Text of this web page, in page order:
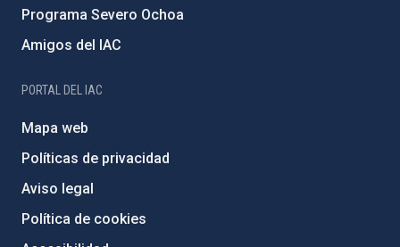
Programa Severo Ochoa
Amigos del IAC
PORTAL DEL IAC
Mapa web
Políticas de privacidad
Aviso legal
Política de cookies